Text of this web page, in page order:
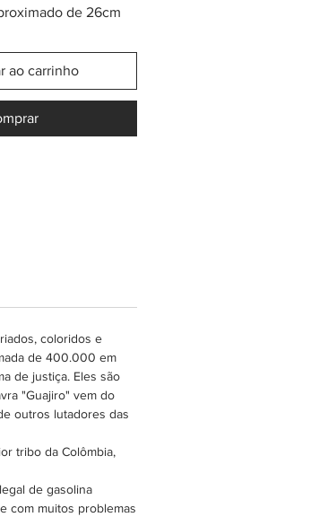
de 26cm
contém uma cordão
do que uma bolsa
Todos os
Collection"
fashion no estilo
ao carrinho
coloridos e
de 400.000 em
de justiça. Eles são
"Guajiro" vem do
outros lutadores das
tribo da Colômbia,
de gasolina
com muitos problemas